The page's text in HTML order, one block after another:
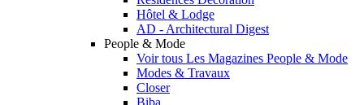
Hôtel & Lodge
AD - Architectural Digest
People & Mode
Voir tous Les Magazines People & Mode
Modes & Travaux
Closer
Biba